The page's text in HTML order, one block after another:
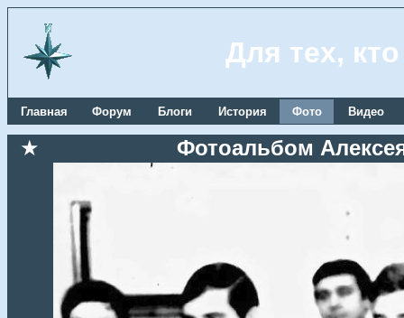
Для тех,
Главная Форум Блоги История Фото Видео
★ Фотоальбом